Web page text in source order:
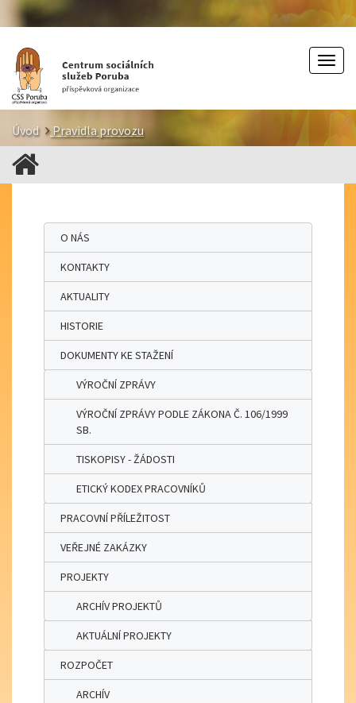
Úvod Pravidla provozu
O NÁS
KONTAKTY
AKTUALITY
HISTORIE
DOKUMENTY KE STAŽENÍ
VÝROČNÍ ZPRÁVY
VÝROČNÍ ZPRÁVY PODLE ZÁKONA Č. 106/1999
SB.
TISKOPISY - ŽÁDOSTI
ETICKÝ KODEX PRACOVNÍKŮ
PRACOVNÍ PŘÍLEŽITOST
VEŘEJNÉ ZAKÁZKY
PROJEKTY
ARCHÍV PROJEKTŮ
AKTUÁLNÍ PROJEKTY
ROZPOČET
ARCHÍV